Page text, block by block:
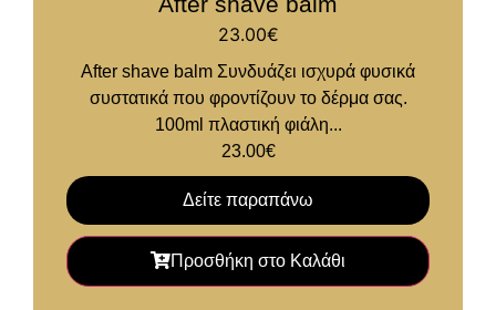
23.00€
After shave balm Συνδυάζει ισχυρά φυσικά
συστατικά που φροντίζουν το δέρμα σας.
100ml πλαστική φιάλη...
23.00€
Δείτε παραπάνω
Προσθήκη στο Καλάθι